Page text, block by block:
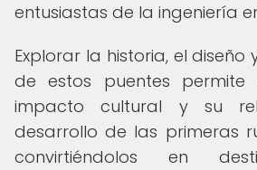
entusiastas de la ingeniería
Explorar la historia, el diseño
de estos puentes permite
impacto cultural y su
desarrollo de las primeras
convirtiéndolos en